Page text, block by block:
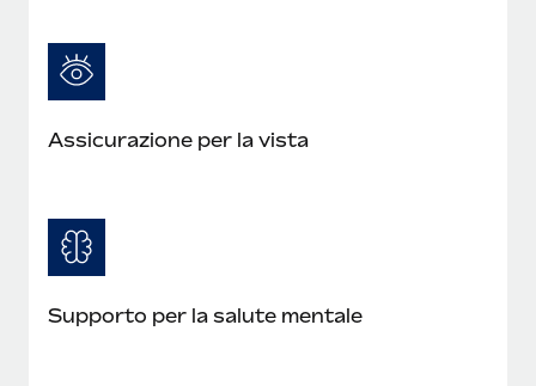
Assicurazione per la vista
Supporto per la salute mentale